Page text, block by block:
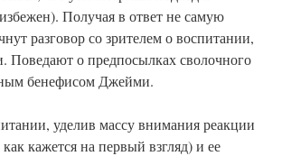
Получая в ответ не самую
разговор со зрителем о воспитании,
Поведают о предпосылках сволочного
бенефисом Джейми.
уделив массу внимания реакции
кажется на первый взгляд) и ее